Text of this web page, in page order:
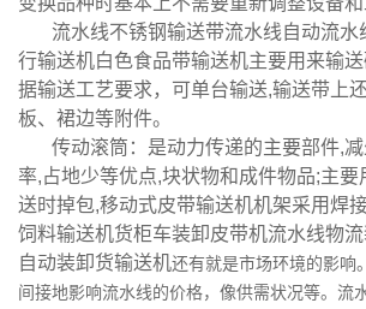
流水线不锈钢输送带流水线自动流水
行输送机白色食品带输送机主要用来输
据输送工艺要求，可单台输送,输送带上
板、裙边等附件。
传动滚筒：是动力传递的主要部件,
率,占地少等优点,块状物和成件物品;主要
送时掉包,移动式皮带输送机机架采用焊
饲料输送机货柜车装卸皮带机流水线物
自动装卸货输送机还有就是市场环境的影响
间接地影响流水线的价格，像供需状况等。流